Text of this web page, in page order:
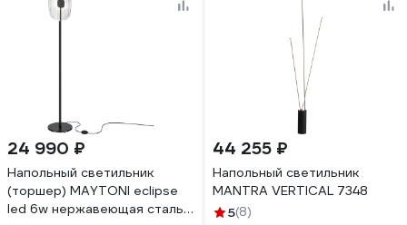
24 990 ₽
Напольный светильник
(торшер) MAYTONI eclipse
led 6w нержавеющая сталь
44 255 ₽
Напольный светильник
MANTRA VERTICAL 7348
5(8)